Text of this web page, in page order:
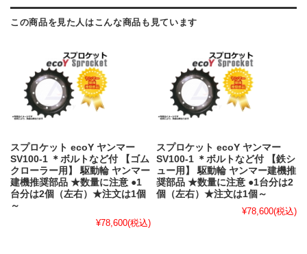
この商品を見た人はこんな商品も見ています
スプロケット ecoY ヤンマー
SV100-1 ＊ボルトなど付 【ゴム
クローラー用】 駆動輪 ヤンマー
建機推奨部品 ★数量に注意 ●1
台分は2個（左右）★注文は1個
～
¥78,600(税込)
スプロケット ecoY ヤンマー
SV100-1 ＊ボルトなど付 【鉄シ
ュー用】 駆動輪 ヤンマー建機推
奨部品 ★数量に注意 ●1台分は2
個（左右）★注文は1個～
¥78,600(税込)